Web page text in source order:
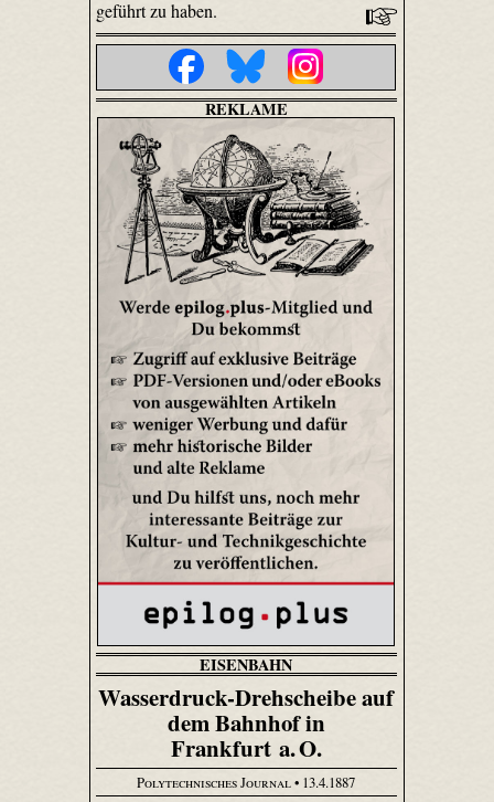
geführt zu haben.
REKLAME
EISENBAHN
Wasserdruck-Drehscheibe auf
dem Bahnhof in
Frankfurt a. O.
Polytechnisches Journal• 13.4.1887